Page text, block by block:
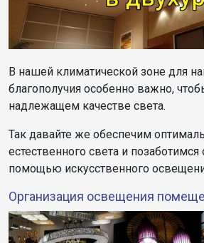
В нашей климатической зоне для
благополучия особенно важно,
надлежащем качестве света.
Так давайте же обеспечим
естественного света и
помощью искусственного
Организация освещения